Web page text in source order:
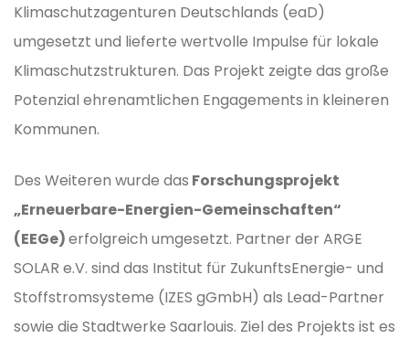
Klimaschutzagenturen Deutschlands (eaD)
umgesetzt und lieferte wertvolle Impulse für lokale
Klimaschutzstrukturen. Das Projekt zeigte das große
Potenzial ehrenamtlichen Engagements in kleineren
Kommunen.
Des Weiteren wurde das Forschungsprojekt
„Erneuerbare-Energien-Gemeinschaften“
(EEGe)erfolgreich umgesetzt. Partner der ARGE
SOLAR e.V. sind das Institut für ZukunftsEnergie- und
Stoffstromsysteme (IZES gGmbH) als Lead-Partner
sowie die Stadtwerke Saarlouis. Ziel des Projekts ist es